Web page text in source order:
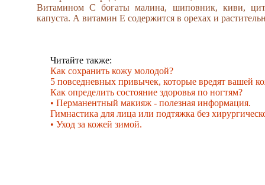
Витамином С богаты малина, шиповник, киви,
капуста. А витамин Е содержится в орехах и
Читайте также:
Как сохранить кожу молодой?
5 повседневных привычек, которые вредят вашей
Как определить состояние здоровья по ногтям?
• Перманентный макияж - полезная информация.
Гимнастика для лица или подтяжка без
• Уход за кожей зимой.